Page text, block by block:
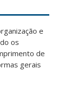
e
os
de
gerais